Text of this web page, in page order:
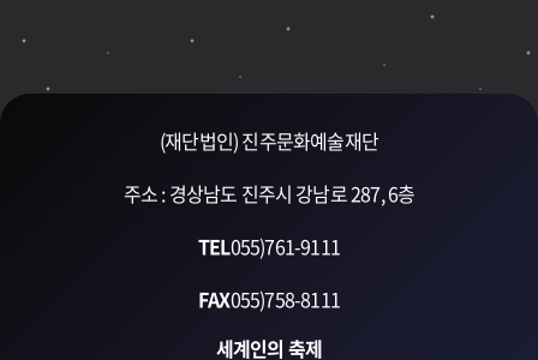
(재단법인) 진주문화예술재단
주소 : 경상남도 진주시 강남로 287, 6층
TEL055)761-9111
FAX055)758-8111
세계인의 축제